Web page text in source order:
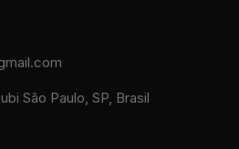
São Paulo, SP, Brasil